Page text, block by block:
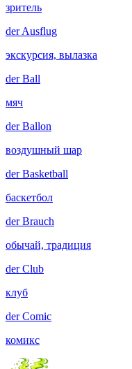
зритель
derAusflug
экскурсия, вылазка
derBall
мяч
derBallon
воздушный шар
derBasketball
баскетбол
derBrauch
обычай, традиция
derClub
клуб
derComic
комикс